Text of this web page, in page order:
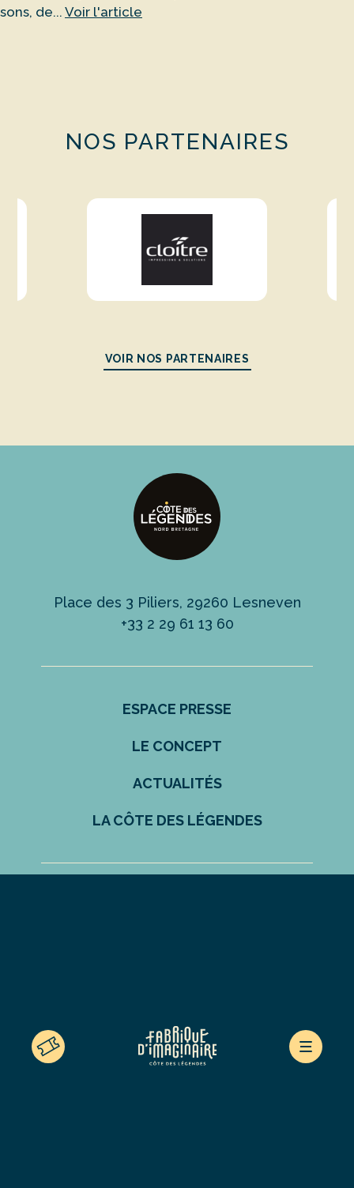
sons, de... Voir l'article
NOS PARTENAIRES
VOIR NOS PARTENAIRES
Place des 3 Piliers, 29260 Lesneven
+33 2 29 61 13 60
ESPACE PRESSE
LE CONCEPT
ACTUALITÉS
LA CÔTE DES LÉGENDES
Mentions légales